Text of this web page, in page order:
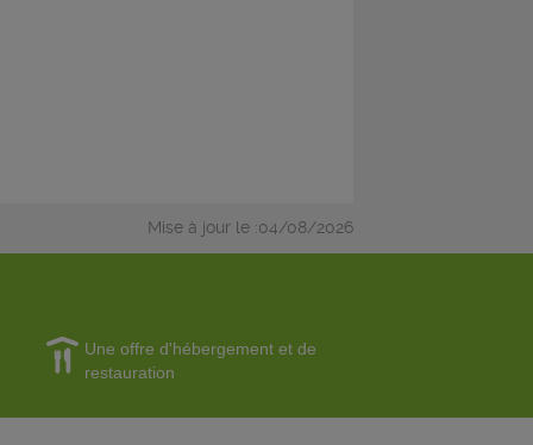
Mise à jour le :04/08/2026
Une offre d'hébergement et de
restauration